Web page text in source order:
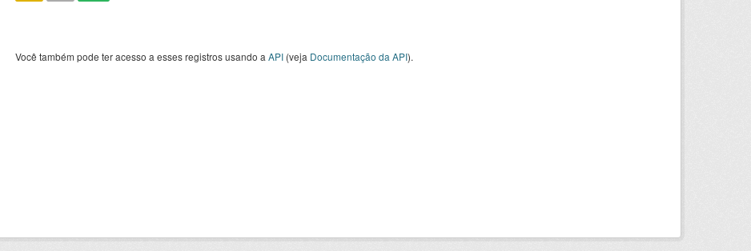
Você também pode ter acesso a esses registros usando a API (veja Documentação da API).